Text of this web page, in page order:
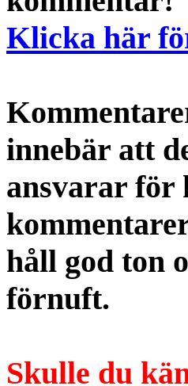
Klicka här
innebär att
ansvarar för
håll god ton
förnuft.
Skulle du